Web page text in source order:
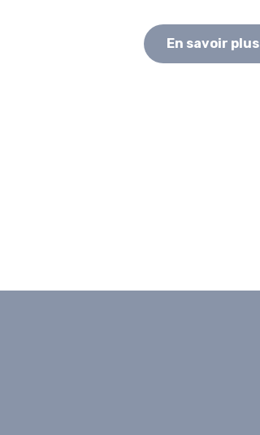
En savoir plus